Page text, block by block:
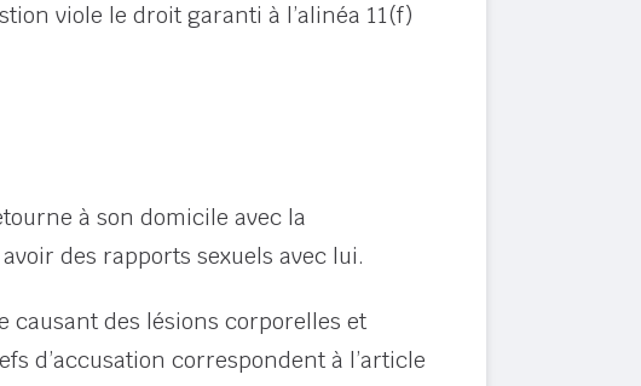
viole le droit garanti à l’alinéa 11(f)
à son domicile avec la
des rapports sexuels avec lui.
causant des lésions corporelles et
d’accusation correspondent à l’article